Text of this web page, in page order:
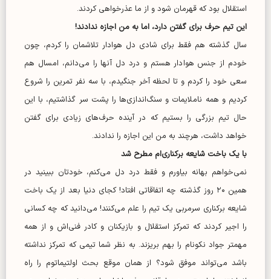
استقلال بود که قهرمان شود و از ما عذرخواهی کردند.
این تیم حرف برای گفتن دارد، اما به من اجازه ندادند!
سال گذشته هم فقط برای شادی دل هوادار تلاشمان را کردم، چون
خودم از جنس هوادار هستم و درد دل آنها را می‌دانم، امسال هم
سعی خود را کردم و تا لحظه آخر جنگیدم، با سه نفر تمرین را شروع
کردیم و همه ناملایمات و سنگ‌اندازی‌ها را پشت سر گذاشتیم، با این
حال تیم بزرگی را بستیم که در آینده حرف‌های زیادی برای گفتن
خواهد داشت، هرچند به من این اجازه را ندادند.
با یک باخت شایعه برکناری‌ام مطرح شد
نمی‌خواهم بهانه بیاورم و فقط درد دل می‌کنم، خودتان ببینید در
همین ۲۰ روز گذشته چه اتفاقاتی افتاد! کجای دنیا بعد از یک باخت
شایعه برکناری سرمربی یک تیم را علم می‌کنند! می‌دانید که چه کسانی
را اجیر کردند که تمرکز استقلال و بازیکنان و کادر فنی‌اش و از همه
مهمتر جواد نکونام را بهم بریزند. به نظر شما تیمی که تمرکز نداشته
باشد می‌تواند موفق شود؟ از همان موقع بحث اولتیماتوم را راه